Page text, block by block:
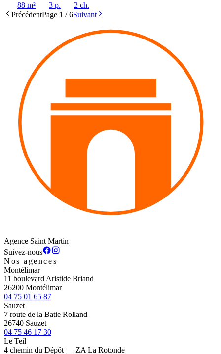
88 m²
3 p.
2 ch.
PrécédentPage 1 /6Suivant
Agence Saint Martin
Suivez-nous
Nos agences
Montélimar
11 boulevard Aristide Briand
26200 Montélimar
04 75 01 65 87
Sauzet
7 route de la Batie Rolland
26740 Sauzet
04 75 46 17 30
Le Teil
4 chemin du Dépôt — ZA La Rotonde